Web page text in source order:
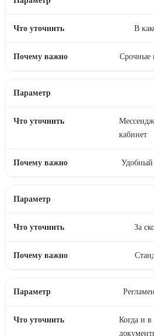
В
Срочные
кабинет
Удобный
За
Когда и в